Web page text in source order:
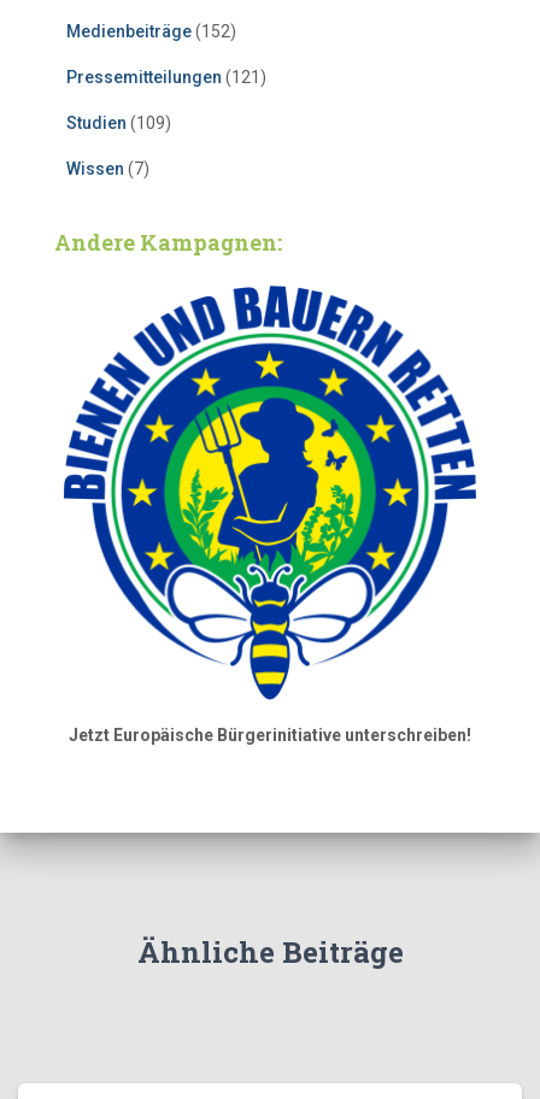
Medienbeiträge(152)
Pressemitteilungen (121)
Studien (109)
Wissen (7)
Andere Kampagnen:
Jetzt Europäische Bürgerinitiative unterschreiben!
Ähnliche Beiträge